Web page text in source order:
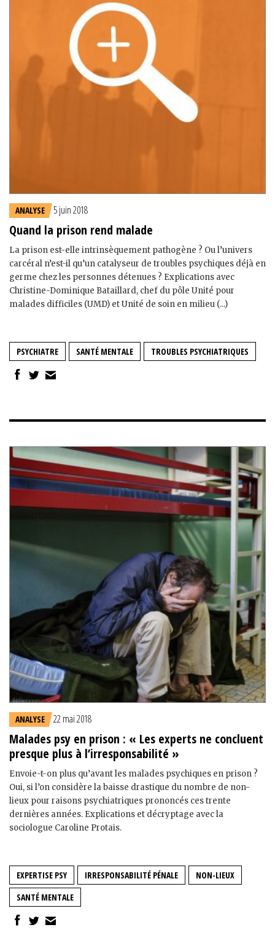
ANALYSE 5 juin 2018
Quand la prison rend malade
La prison est-elle intrinsèquement pathogène ? Ou l’univers
carcéral n’est-il qu’un catalyseur de troubles psychiques déjà en
germe chez les personnes détenues ? Explications avec
Christine-Dominique Bataillard, chef du pôle Unité pour
malades difficiles (UMD) et Unité de soin en milieu (...)
PSYCHIATRE SANTÉ MENTALE TROUBLES PSYCHIATRIQUES
ANALYSE 22 mai 2018
Malades psy en prison : « Les experts ne concluent
presque plus à l’irresponsabilité »
Envoie-t-on plus qu’avant les malades psychiques en prison ?
Oui, si l’on considère la baisse drastique du nombre de non-
lieux pour raisons psychiatriques prononcés ces trente
dernières années. Explications et décryptage avec la
sociologue Caroline Protais.
EXPERTISE PSY IRRESPONSABILITÉ PÉNALE
NON-LIEUX
SANTÉ MENTALE